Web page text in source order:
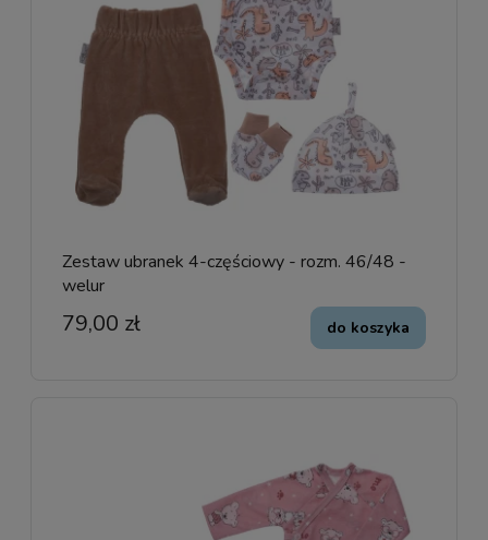
Zestaw ubranek 4-częściowy - rozm. 46/48 -
welur
79,00 zł do koszyka